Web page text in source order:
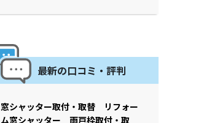
最新の口コミ・評判
窓シャッター取付・取替 リフォー
ム窓シャッター 雨戸枠取付・取